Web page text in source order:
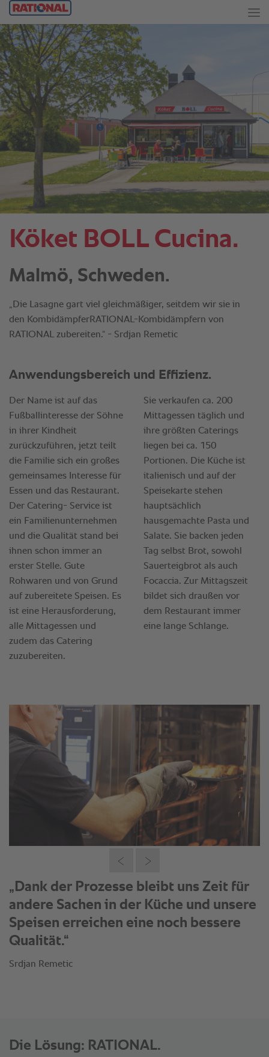
Köket BOLL Cucina.
Malmö, Schweden.
„Die Lasagne gart viel gleichmäßiger, seitdem wir sie in
den KombidämpferRATIONAL-Kombidämpfern von
RATIONAL zubereiten.“ - Srdjan Remetic
„Dank der Prozesse bleibt uns Zeit für
andere Sachen in der Küche und unsere
Speisen erreichen eine noch bessere
Qualität.“
Srdjan Remetic
Die Lösung: RATIONAL.